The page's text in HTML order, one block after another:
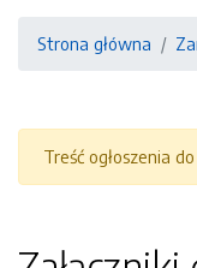
Strona główna
Treść ogłoszenia